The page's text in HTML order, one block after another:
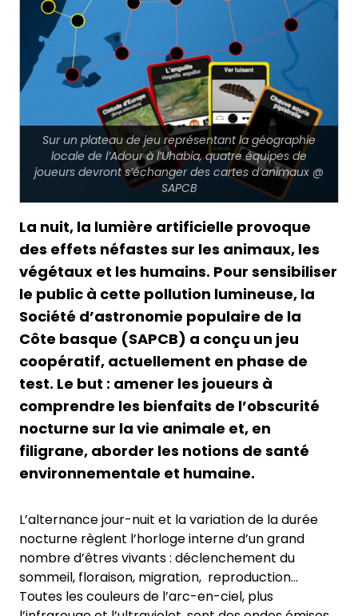
Sur un plateau de jeu représentant la géographie
locale de l’Adour à l’Uhabia, quatre équipes de
joueurs devront s’échanger des cartes d’animaux @
SAPCB
La nuit, la lumière artificielle provoque
des effets néfastes sur les animaux, les
végétaux et les humains. Pour sensibiliser
le public à cette pollution lumineuse, la
Société d’astronomie populaire de la
Côte basque (SAPCB) a conçu un jeu
coopératif, actuellement en phase de
test. Le but : amener les joueurs à
comprendre les bienfaits de l’obscurité
nocturne sur la vie animale et, en
filigrane, aborder les notions de santé
environnementale et humaine.
L’alternance jour-nuit et la variation de la durée
nocturne règlent l’horloge interne d’un grand
nombre d’êtres vivants : déclenchement du
sommeil, floraison, migration, reproduction…
Toutes les couleurs de l’arc-en-ciel, plus